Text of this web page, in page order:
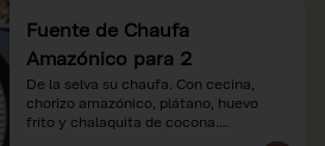
Fuente de Chaufa
Amazónico para 2
De la selva su chaufa. Con cecina,
chorizo amazónico, plátano, huevo
frito y chalaquita de cocona.